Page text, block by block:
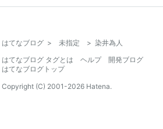
はてなブログ > 未指定 > 染井為人
はてなブログ タグとは
ヘルプ
開発ブログ
はてなブログトップ
Copyright (C) 2001-2026 Hatena.